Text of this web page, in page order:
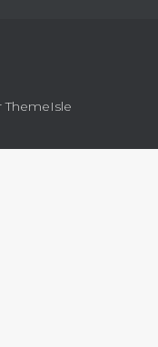
ThemeIsle